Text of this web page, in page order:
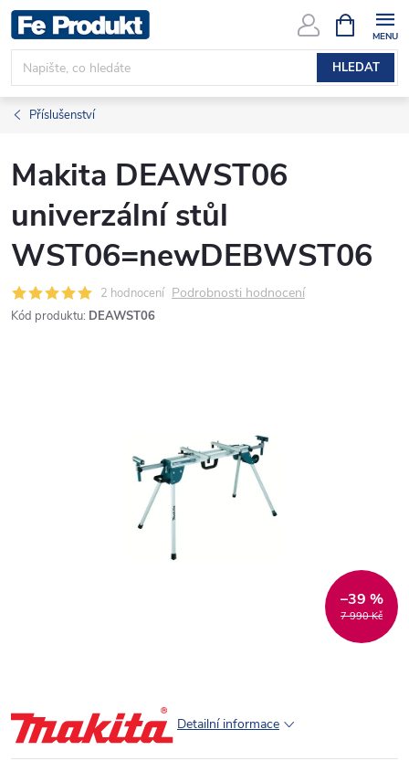
Přejít
na
obsah
HLEDAT
NÁKUPNÍ
KOŠÍK
Příslušenství
Makita DEAWST06
univerzální stůl
WST06=newDEBWST06
2 hodnocení Podrobnosti hodnocení
Kód produktu: DEAWST06
7 990 Kč
–39 %
Detailní informace